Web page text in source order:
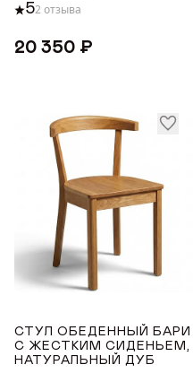
ВЫСОТА ТОВАРА
до
52 отзыва
20 350 ₽
СТУЛ ОБЕДЕННЫЙ БАРИ
С ЖЕСТКИМ СИДЕНЬЕМ,
НАТУРАЛЬНЫЙ ДУБ